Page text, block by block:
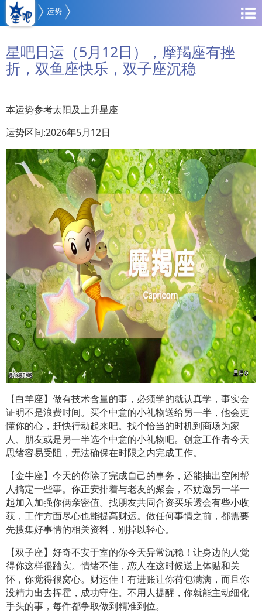
运势
星吧日运（5月12日），摩羯座有挫
折，双鱼座快乐，双子座沉稳
本运势参考太阳及上升星座
运势区间:2026年5月12日
【白羊座】做有技术含量的事，必须学的就认真学，事实会
证明不是浪费时间。买个中意的小礼物送给另一半，他会更
懂你的心，赶快行动起来吧。找个恰当的时机到商场为家
人、朋友或是另一半选个中意的小礼物吧。创意工作者今天
思绪容易受阻，无法确保在时限之内完成工作。
【金牛座】今天的你除了完成自己的事务，还能抽出空闲帮
人搞定一些事。你正安排着与老友的聚会，不妨邀另一半一
起加入加强你俩亲密值。找朋友共同合资买乐透会有些小收
获，工作方面尽心也能提高财运。做任何事情之前，都需要
先搜集好事情的相关资料，别掉以轻心。
【双子座】好奇不安于室的你今天异常沉稳！让身边的人觉
得你这样很踏实。情绪不佳，恋人在这时候送上体贴和关
怀，你觉得很窝心。财运佳！有进账让你荷包满满，而且你
没精力出去挥霍，成功守住。不用人提醒，你就能主动细化
手头的事，每件都争取做到精准到位。